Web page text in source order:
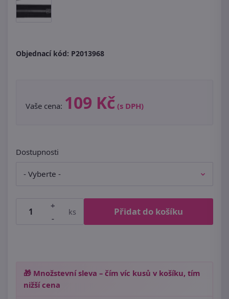
Objednací kód: P2013968
Vaše cena: 109 Kč (s DPH)
Dostupnosti
+
-
ks Přidat do košíku
🎁 Množstevní sleva – čím víc kusů v košíku, tím
nižší cena